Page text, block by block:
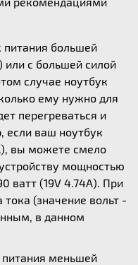
большей
или с большей силой
случае ноутбук
ему нужно для
перегреваться и
если ваш ноутбук
вы можете смело
мощностью
ватт (19V 4.74A). При
(значение вольт -
в данном
питания меньшей